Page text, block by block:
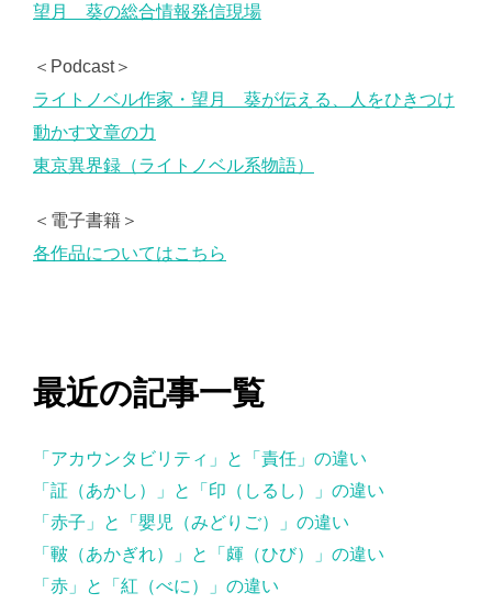
望月 葵の総合情報発信現場
＜Podcast＞
ライトノベル作家・望月 葵が伝える、人をひきつけ
動かす文章の力
東京異界録（ライトノベル系物語）
＜電子書籍＞
各作品についてはこちら
最近の記事一覧
「アカウンタビリティ」と「責任」の違い
「証（あかし）」と「印（しるし）」の違い
「赤子」と「嬰児（みどりご）」の違い
「皸（あかぎれ）」と「皹（ひび）」の違い
「赤」と「紅（べに）」の違い